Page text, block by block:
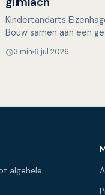
Kindertandarts
Bouw samen aan een
spannend te zijn…
3 min 6 jul 2026
algehele